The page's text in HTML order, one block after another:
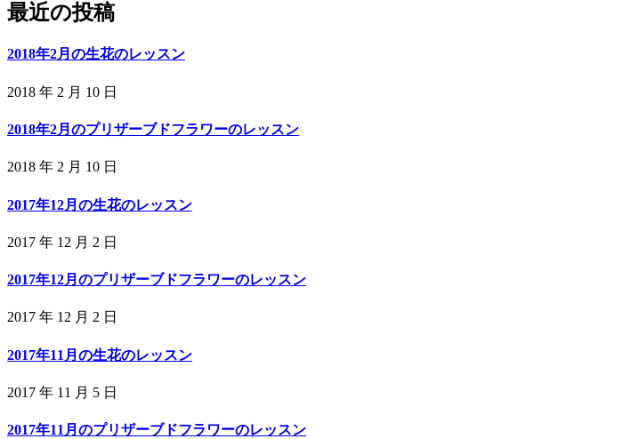
最近の投稿
2018年2月の生花のレッスン
2018 年 2 月 10 日
2018年2月のプリザーブドフラワーのレッスン
2018 年 2 月 10 日
2017年12月の生花のレッスン
2017 年 12 月 2 日
2017年12月のプリザーブドフラワーのレッスン
2017 年 12 月 2 日
2017年11月の生花のレッスン
2017 年 11 月 5 日
2017年11月のプリザーブドフラワーのレッスン